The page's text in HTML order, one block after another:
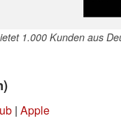
1.000 Kunden aus
| Apple